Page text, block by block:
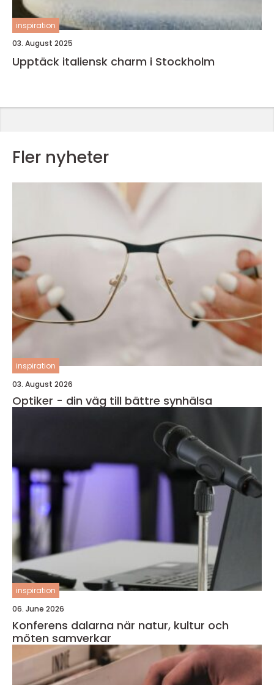
inspiration
03. August 2025
Upptäck italiensk charm i Stockholm
Fler nyheter
inspiration
03. August 2026
Optiker - din väg till bättre synhälsa
inspiration
06. June 2026
Konferens dalarna när natur, kultur och
möten samverkar